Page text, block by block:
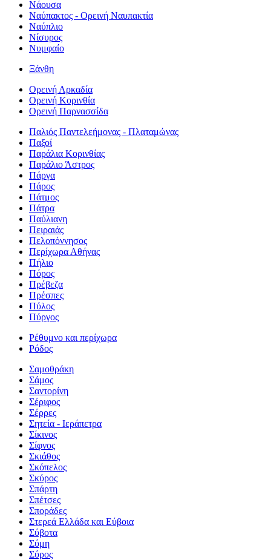
Νάουσα
Ναύπακτος - Ορεινή Ναυπακτία
Ναύπλιο
Νίσυρος
Νυμφαίο
Ξάνθη
Ορεινή Αρκαδία
Ορεινή Κορινθία
Ορεινή Παρνασσίδα
Παλιός Παντελεήμονας - Πλαταμώνας
Παξοί
Παράλια Κορινθίας
Παράλιο Άστρος
Πάργα
Πάρος
Πάτμος
Πάτρα
Παύλιανη
Πειραιάς
Πελοπόννησος
Περίχωρα Αθήνας
Πήλιο
Πόρος
Πρέβεζα
Πρέσπες
Πύλος
Πύργος
Ρέθυμνο και περίχωρα
Ρόδος
Σαμοθράκη
Σάμος
Σαντορίνη
Σέριφος
Σέρρες
Σητεία - Ιεράπετρα
Σίκινος
Σίφνος
Σκιάθος
Σκόπελος
Σκύρος
Σπάρτη
Σπέτσες
Σποράδες
Στερεά Ελλάδα και Εύβοια
Σύβοτα
Σύμη
Σύρος